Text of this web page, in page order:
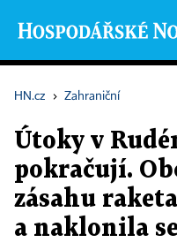
HN.cz › Zahraniční
Útoky v
pokračují.
zásahu
a naklonila